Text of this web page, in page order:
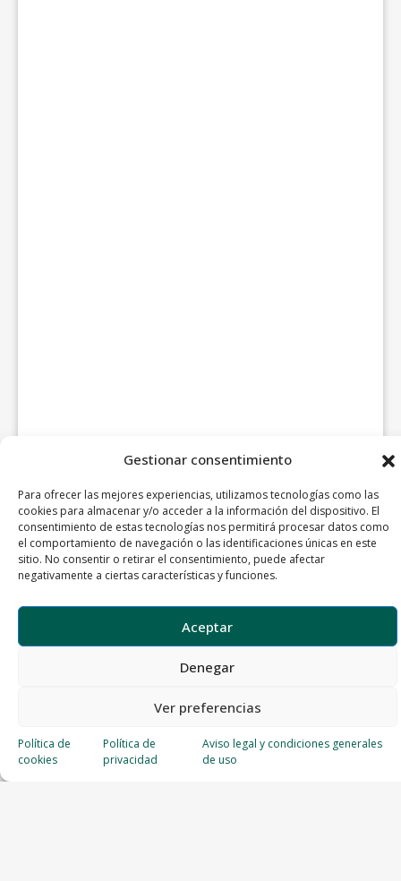
Gestionar consentimiento
Para ofrecer las mejores experiencias, utilizamos tecnologías como las
cookies para almacenar y/o acceder a la información del dispositivo. El
consentimiento de estas tecnologías nos permitirá procesar datos como
el comportamiento de navegación o las identificaciones únicas en este
sitio. No consentir o retirar el consentimiento, puede afectar
negativamente a ciertas características y funciones.
Aceptar
Denegar
Ver preferencias
Política de
cookies
Política de
privacidad
Aviso legal y condiciones generales
de uso